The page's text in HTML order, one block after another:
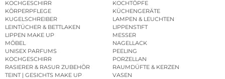
KOCHGESCHIRR
KOCHTÖPFE
KÖRPERPFLEGE
KÜCHENGERÄTE
KUGELSCHREIBER
LAMPEN & LEUCHTEN
LEINTÜCHER & BETTLAKEN
LIPPENSTIFT
LIPPEN MAKE UP
MESSER
MÖBEL
NAGELLACK
UNISEX PARFUMS
PEELING
KOCHGESCHIRR
PORZELLAN
RASIERER & RASUR ZUBEHÖR
RAUMDÜFTE & KERZEN
TEINT | GESICHTS MAKE UP
VASEN